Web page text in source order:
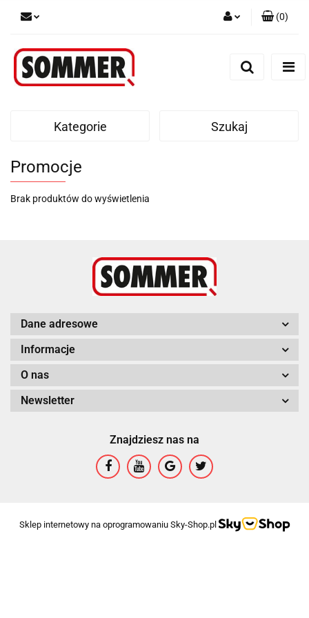
(0)
Kategorie Szukaj
Promocje
Brak produktów do wyświetlenia
Dane adresowe
Informacje
O nas
Newsletter
Znajdziesz nas na
Sklep internetowy na oprogramowaniu Sky-Shop.pl